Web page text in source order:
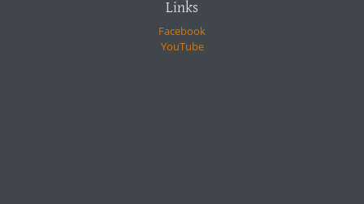
Links
Facebook
YouTube